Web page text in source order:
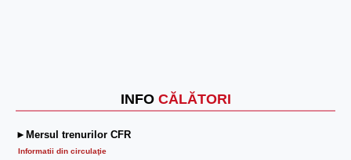
INFO CĂLĂTORI
►Mersul trenurilor CFR
Informatii din circulaţie